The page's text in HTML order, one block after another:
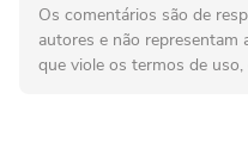
Os comentários são de
autores e não representam
que viole os termos de uso,